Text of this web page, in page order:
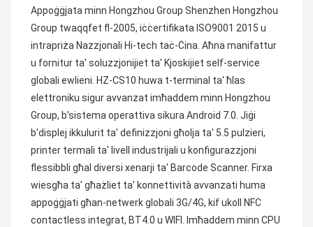
Appoġġjata minn Hongzhou Group Shenzhen Hongzhou
Group twaqqfet fl-2005, iċċertifikata ISO9001 2015 u
intrapriża Nazzjonali Hi-tech taċ-Ċina. Aħna manifattur
u fornitur ta' soluzzjonijiet ta' Kjoskijiet self-service
globali ewlieni. HZ-CS10 huwa t-terminal ta' ħlas
elettroniku sigur avvanzat imħaddem minn Hongzhou
Group, b'sistema operattiva sikura Android 7.0. Jiġi
b'displej ikkulurit ta' definizzjoni għolja ta' 5.5 pulzieri,
printer termali ta' livell industrijali u konfigurazzjoni
flessibbli għal diversi xenarji ta' Barcode Scanner. Firxa
wiesgħa ta' għażliet ta' konnettività avvanzati huma
appoġġjati għan-netwerk globali 3G/4G, kif ukoll NFC
contactless integrat, BT4.0 u WIFI. Imħaddem minn CPU